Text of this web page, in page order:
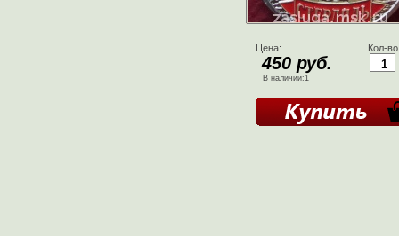
Цена:
450 руб.
В наличии:1
Кол-